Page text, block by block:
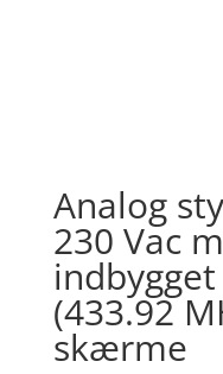
Analog
230 Vac
(433.92
skærme